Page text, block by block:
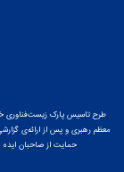
طرح تاسیس پارک زیست‌فناوری
حمایت از صاحبان ایده